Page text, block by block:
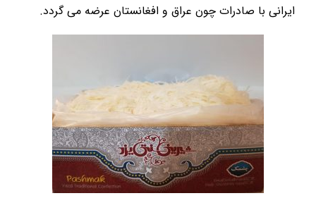
ایرانی با صادرات چون عراق و افغانستان عرضه می گردد.